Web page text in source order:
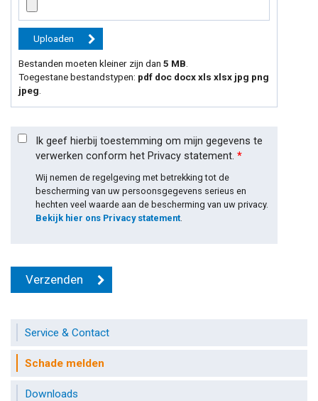
Bestanden moeten kleiner zijn dan 5 MB
Toegestane bestandstypen: pdf doc docx xls xlsx jpg png
jpeg
Ik geef hierbij toestemming om mijn gegevens te
verwerken conform het Privacy statement. *
Wij nemen de regelgeving met betrekking tot de
bescherming van uw persoonsgegevens serieus en
hechten veel waarde aan de bescherming van uw privacy.
Bekijk hier ons Privacy statement
Service & Contact
Schade melden
Downloads